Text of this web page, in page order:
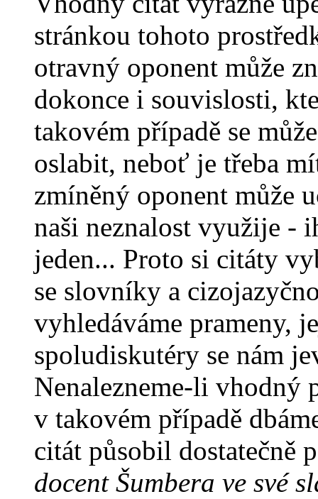
stránkou tohoto
otravný oponent může
dokonce i souvislosti,
takovém případě se
oslabit, neboť je třeba
zmíněný oponent může
naši neznalost využije -
jeden... Proto si citáty
se slovníky a
vyhledáváme prameny,
spoludiskutéry se nám
Nenalezneme-li vhodný
v takovém případě
citát působil dostatečně
docent Šumbera ve své